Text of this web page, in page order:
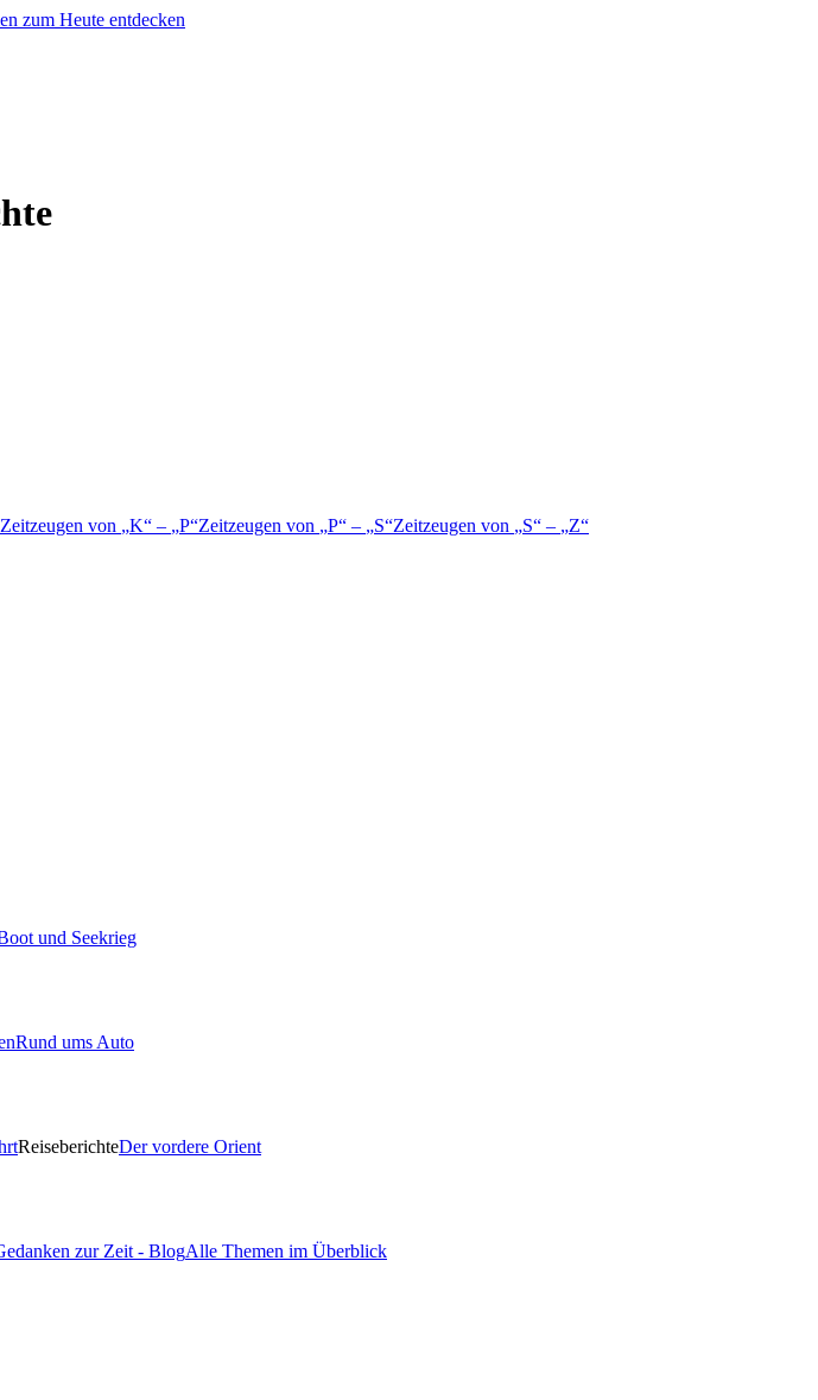
zum Heute entdecken
Zeitzeugen von K – P Zeitzeugen von P – S Zeitzeugen von S – Z
und Seekrieg
Rund ums Auto
ReiseberichteDer vordere Orient
zur Zeit - BlogAlle Themen im Überblick